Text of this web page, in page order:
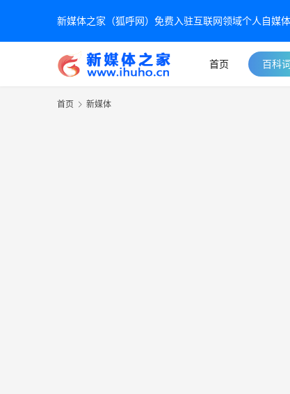
新媒体之家（狐呼网）免费入驻互联网领域个人自媒
首页 百科
首页 新媒体